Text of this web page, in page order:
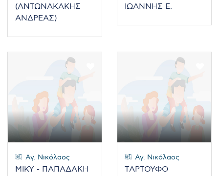
(ΑΝΤΩΝΑΚΑΚΗΣ
ΑΝΔΡΕΑΣ)
ΙΩΑΝΝΗΣ Ε.
Αγ. Νικόλαος
MIKY - ΠΑΠΑΔΑΚΗ
Αγ. Νικόλαος
ΤΑΡΤΟΥΦΟ